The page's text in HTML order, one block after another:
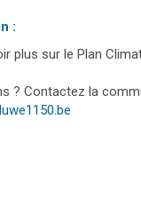
:
plus sur le Plan
? Contactez la